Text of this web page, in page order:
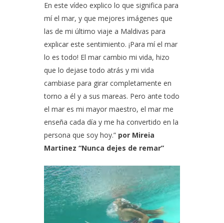
En este vídeo explico lo que significa para
mí el mar, y que mejores imágenes que
las de mi último viaje a Maldivas para
explicar este sentimiento. ¡Para mí el mar
lo es todo! El mar cambio mi vida, hizo
que lo dejase todo atrás y mi vida
cambiase para girar completamente en
torno a él y a sus mareas. Pero ante todo
el mar es mi mayor maestro, el mar me
enseña cada día y me ha convertido en la
persona que soy hoy.” por Mireia
Martinez “Nunca dejes de remar”